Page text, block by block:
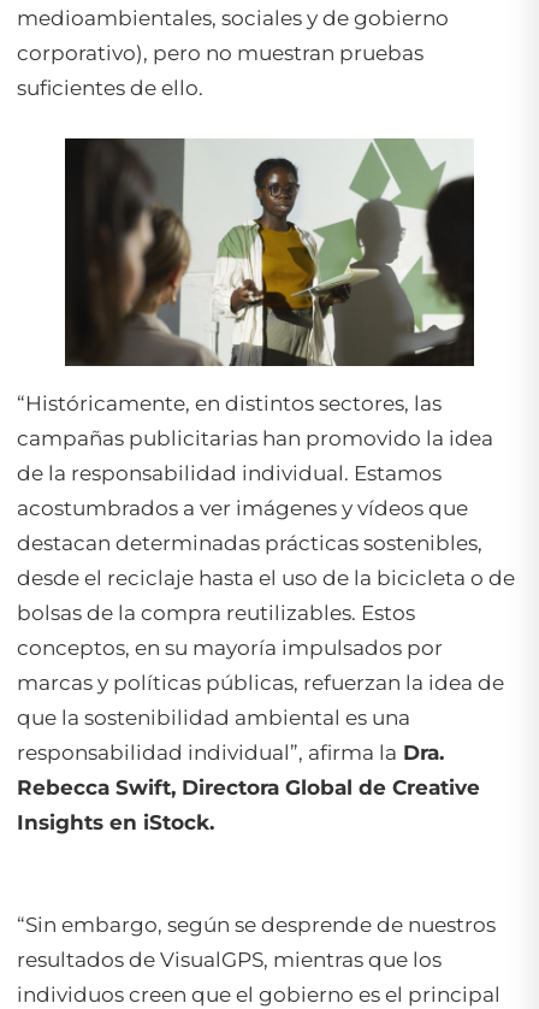
medioambientales, sociales y de gobierno
corporativo), pero no muestran pruebas
suficientes de ello.
“Históricamente, en distintos sectores, las
campañas publicitarias han promovido la idea
de la responsabilidad individual. Estamos
acostumbrados a ver imágenes y vídeos que
destacan determinadas prácticas sostenibles,
desde el reciclaje hasta el uso de la bicicleta o de
bolsas de la compra reutilizables. Estos
conceptos, en su mayoría impulsados por
marcas y políticas públicas, refuerzan la idea de
que la sostenibilidad ambiental es una
responsabilidad individual”, afirma la Dra.
Rebecca Swift, Directora Global de Creative
Insights en iStock.
“Sin embargo, según se desprende de nuestros
resultados de VisualGPS, mientras que los
individuos creen que el gobierno es el principal